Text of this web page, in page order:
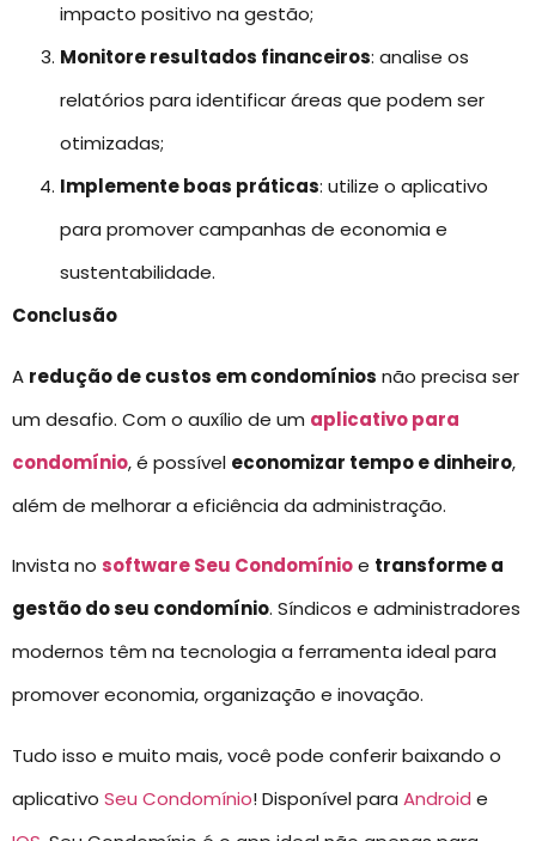
impacto positivo na gestão;
Monitore resultados financeiros: analise os
relatórios para identificar áreas que podem ser
otimizadas;
Implemente boas práticas: utilize o aplicativo
para promover campanhas de economia e
sustentabilidade.
Conclusão
A redução de custos em condomínios não precisa ser
um desafio. Com o auxílio de um aplicativo para
condomínio, é possível economizar tempo e dinheiro,
além de melhorar a eficiência da administração.
Invista no software Seu Condomínioe transforme a
gestão do seu condomínio. Síndicos e administradores
modernos têm na tecnologia a ferramenta ideal para
promover economia, organização e inovação.
Tudo isso e muito mais, você pode conferir baixando o
aplicativo Seu Condomínio! Disponível para Android e